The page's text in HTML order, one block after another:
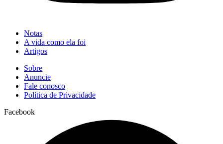
Notas
A vida como ela foi
Artigos
Sobre
Anuncie
Fale conosco
Política de Privacidade
Facebook